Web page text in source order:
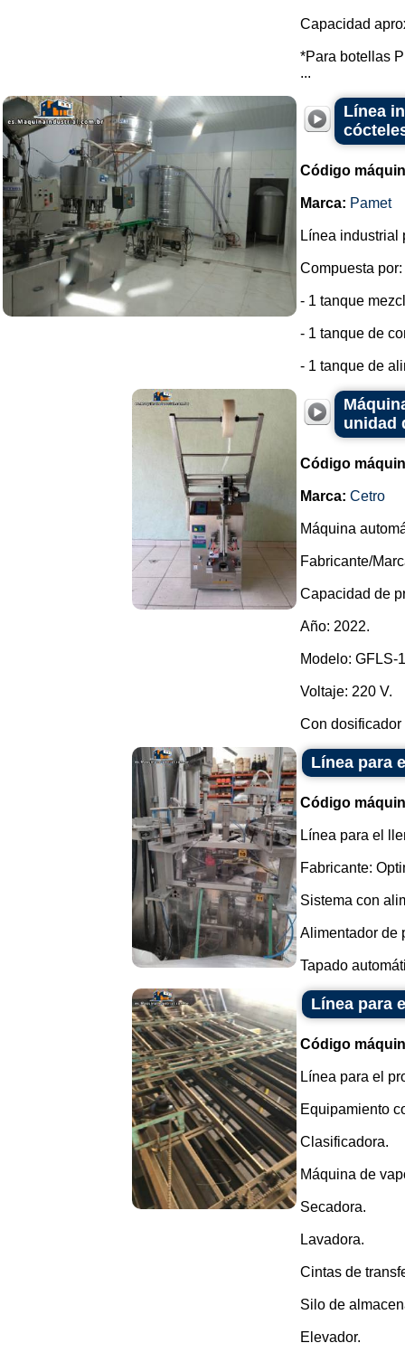
Capacidad
*Para botellas
...
Línea
Código
Marca: Pamet
Línea industrial
Compuesta por:
- 1 tanque
- 1 tanque de
- 1 tanque de
unidad
Código
Marca: Cetro
Máquina
Fabricante/
Capacidad de
Año: 2022.
Modelo: GFLS-
Voltaje: 220 V.
Con dosificador
Línea para
Código
Línea para el
Fabricante:
Sistema con
Alimentador de
Tapado
Línea para
Código
Línea para el
Equipamiento
Clasificadora.
Máquina de
Secadora.
Lavadora.
Cintas de
Silo de
Elevador.